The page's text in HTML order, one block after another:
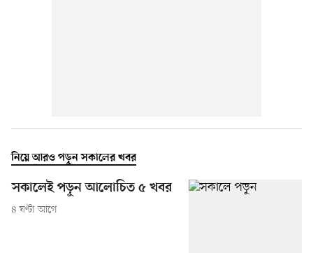
নিয়ে আরও পড়ুন সকালের খবর
সকালেই পড়ুন আলোচিত ৫ খবর
৪ ঘণ্টা আগে